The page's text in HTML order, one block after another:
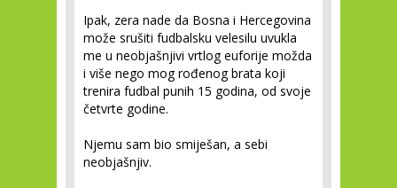
Ipak, zera nade da Bosna i Hercegovina
može srušiti fudbalsku velesilu uvukla
me u neobjašnjivi vrtlog euforije možda
i više nego mog rođenog brata koji
trenira fudbal punih 15 godina, od svoje
četvrte godine.
Njemu sam bio smiješan, a sebi
neobjašnjiv.